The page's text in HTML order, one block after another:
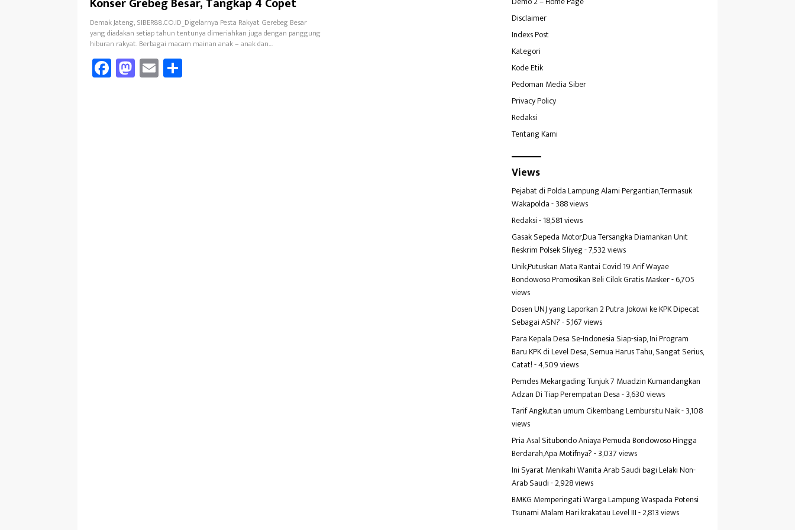
Demak Jateng, SIBER88.CO.ID_Digelarnya Pesta Rakyat Gerebeg Besar
yang diadakan setiap tahun tentunya dimeriahkan juga dengan panggung
hiburan rakyat. Berbagai macam mainan anak – anak dan…
Fa
ce
M
as
E
m
Disclaimer
Indexs Post
Kategori
Kode Etik
Pedoman Media Siber
Privacy Policy
Redaksi
Tentang Kami
Views
Pejabat di Polda Lampung Alami Pergantian,Termasuk
Wakapolda- 388 views
Redaksi- 18,581 views
Gasak Sepeda Motor,Dua Tersangka Diamankan Unit
Reskrim Polsek Sliyeg- 7,532 views
Unik,Putuskan Mata Rantai Covid 19 Arif Wayae
Bondowoso Promosikan Beli Cilok Gratis Masker- 6,705
views
Dosen UNJ yang Laporkan 2 Putra Jokowi ke KPK Dipecat
Sebagai ASN?- 5,167 views
Para Kepala Desa Se-Indonesia Siap-siap, Ini Program
Baru KPK di Level Desa, Semua Harus Tahu, Sangat Serius,
Catat!- 4,509 views
Pemdes Mekargading Tunjuk 7 Muadzin Kumandangkan
Adzan Di Tiap Perempatan Desa- 3,630 views
Tarif Angkutan umum Cikembang Lembursitu Naik- 3,108
views
Pria Asal Situbondo Aniaya Pemuda Bondowoso Hingga
Berdarah,Apa Motifnya?- 3,037 views
Ini Syarat Menikahi Wanita Arab Saudi bagi Lelaki Non-
Arab Saudi- 2,928 views
BMKG Memperingati Warga Lampung Waspada Potensi
Tsunami Malam Hari krakatau Level III- 2,813 views